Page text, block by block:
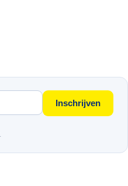
Inschrijven